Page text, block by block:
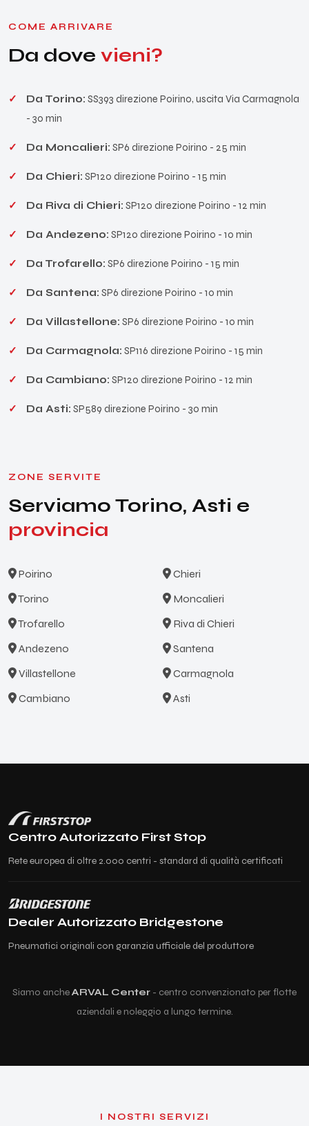
COME ARRIVARE
Da dove vieni?
Da Torino: SS393 direzione Poirino, uscita Via Carmagnola
- 30 min
Da Moncalieri: SP6 direzione Poirino - 25 min
Da Chieri: SP120 direzione Poirino - 15 min
Da Riva di Chieri: SP120 direzione Poirino - 12 min
Da Andezeno: SP120 direzione Poirino - 10 min
Da Trofarello: SP6 direzione Poirino - 15 min
Da Santena: SP6 direzione Poirino - 10 min
Da Villastellone: SP6 direzione Poirino - 10 min
Da Carmagnola: SP116 direzione Poirino - 15 min
Da Cambiano: SP120 direzione Poirino - 12 min
Da Asti: SP589 direzione Poirino - 30 min
ZONE SERVITE
Serviamo Torino, Asti e
provincia
Poirino
Chieri
Torino
Moncalieri
Trofarello
Riva di Chieri
Andezeno
Santena
Villastellone
Carmagnola
Cambiano
Asti
Centro Autorizzato First Stop
Rete europea di oltre 2.000 centri - standard di qualità certificati
Dealer Autorizzato Bridgestone
Pneumatici originali con garanzia ufficiale del produttore
Siamo ancheARVAL Center - centro convenzionato per flotte
aziendali e noleggio a lungo termine.
I NOSTRI SERVIZI